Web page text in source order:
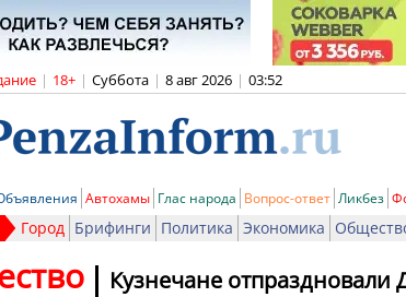
| 18+ | Суббота | 8 авг 2026 | 03:52
Автохамы Глас народа Вопрос-ответ Ликбез
Город Брифинги Политика Экономика
Кузнечане отпраздновали